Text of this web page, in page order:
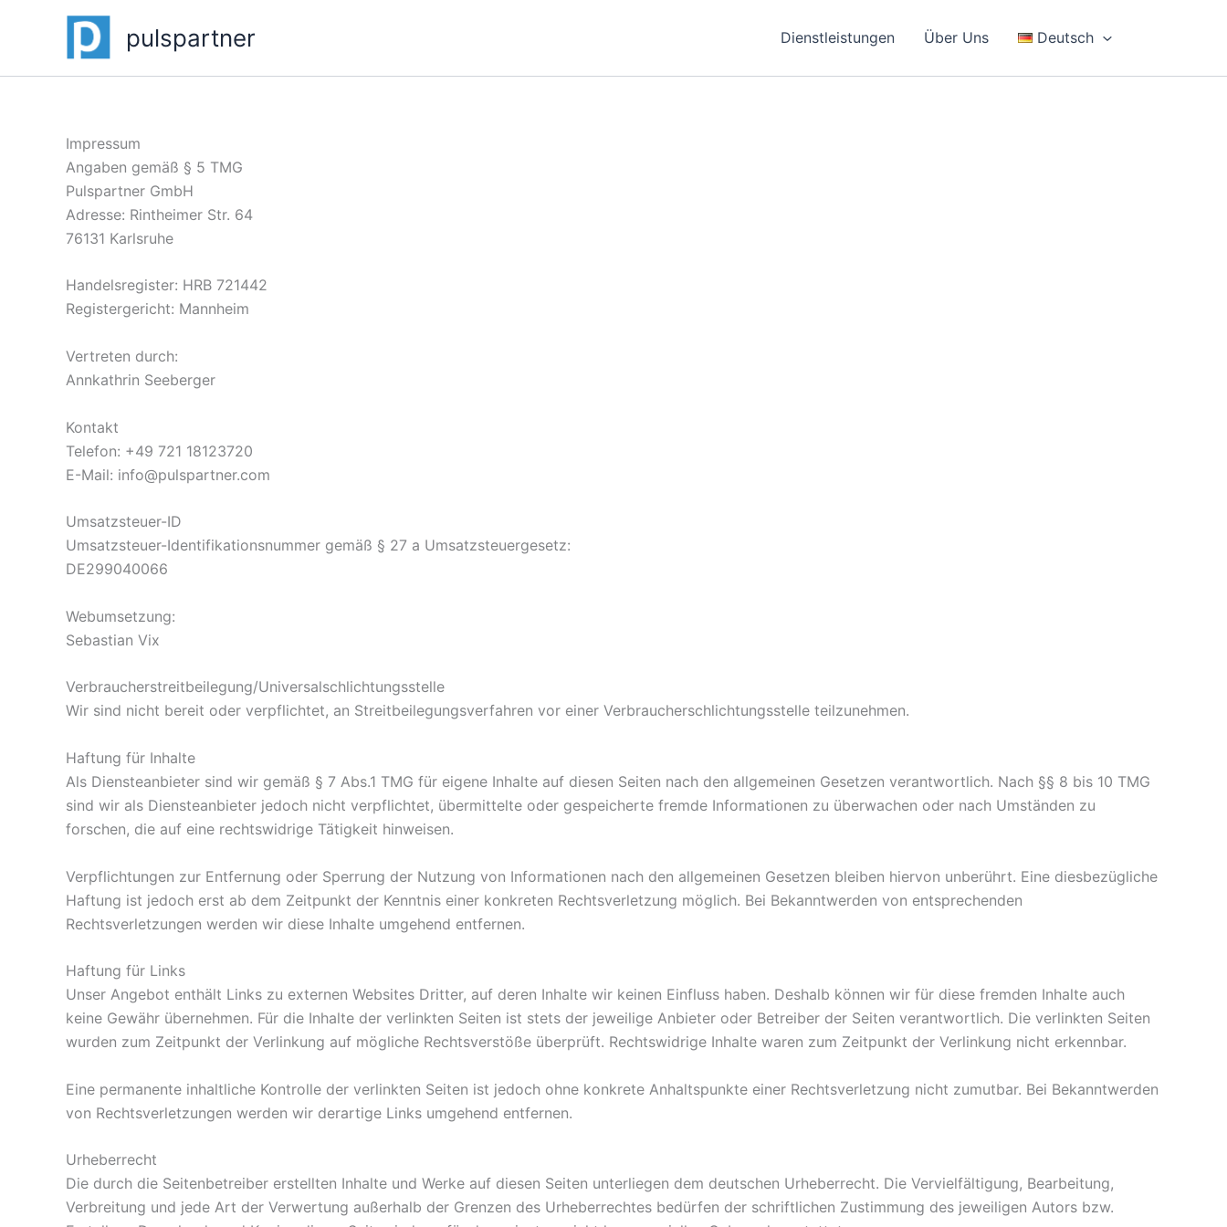
pulspartner Dienstleistungen Über Uns Deutsch
Impressum
Angaben gemäß § 5 TMG
Pulspartner GmbH
Adresse: Rintheimer Str. 64
76131 Karlsruhe
Handelsregister: HRB 721442
Registergericht: Mannheim
Vertreten durch:
Annkathrin Seeberger
Kontakt
Telefon: +49 721 18123720
E-Mail: info@pulspartner.com
Umsatzsteuer-ID
Umsatzsteuer-Identifikationsnummer gemäß § 27 a Umsatzsteuergesetz:
DE299040066
Webumsetzung:
Sebastian Vix
Verbraucherstreitbeilegung/Universalschlichtungsstelle
Wir sind nicht bereit oder verpflichtet, an Streitbeilegungsverfahren vor einer Verbraucherschlichtungsstelle teilzunehmen.
Haftung für Inhalte
Als Diensteanbieter sind wir gemäß § 7 Abs.1 TMG für eigene Inhalte auf diesen Seiten nach den allgemeinen Gesetzen verantwortlich. Nach §§ 8 bis 10 TMG
sind wir als Diensteanbieter jedoch nicht verpflichtet, übermittelte oder gespeicherte fremde Informationen zu überwachen oder nach Umständen zu
forschen, die auf eine rechtswidrige Tätigkeit hinweisen.
Verpflichtungen zur Entfernung oder Sperrung der Nutzung von Informationen nach den allgemeinen Gesetzen bleiben hiervon unberührt. Eine diesbezügliche
Haftung ist jedoch erst ab dem Zeitpunkt der Kenntnis einer konkreten Rechtsverletzung möglich. Bei Bekanntwerden von entsprechenden
Rechtsverletzungen werden wir diese Inhalte umgehend entfernen.
Haftung für Links
Unser Angebot enthält Links zu externen Websites Dritter, auf deren Inhalte wir keinen Einfluss haben. Deshalb können wir für diese fremden Inhalte auch
keine Gewähr übernehmen. Für die Inhalte der verlinkten Seiten ist stets der jeweilige Anbieter oder Betreiber der Seiten verantwortlich. Die verlinkten Seiten
wurden zum Zeitpunkt der Verlinkung auf mögliche Rechtsverstöße überprüft. Rechtswidrige Inhalte waren zum Zeitpunkt der Verlinkung nicht erkennbar.
Eine permanente inhaltliche Kontrolle der verlinkten Seiten ist jedoch ohne konkrete Anhaltspunkte einer Rechtsverletzung nicht zumutbar. Bei Bekanntwerden
von Rechtsverletzungen werden wir derartige Links umgehend entfernen.
Urheberrecht
Die durch die Seitenbetreiber erstellten Inhalte und Werke auf diesen Seiten unterliegen dem deutschen Urheberrecht. Die Vervielfältigung, Bearbeitung,
Verbreitung und jede Art der Verwertung außerhalb der Grenzen des Urheberrechtes bedürfen der schriftlichen Zustimmung des jeweiligen Autors bzw.